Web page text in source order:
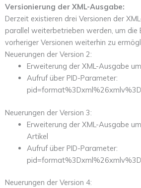
Versionierung der XML-Ausgabe:
Derzeit existieren drei Versionen der
parallel weiterbetrieben werden, um die
vorheriger Versionen weiterhin zu
Neuerungen der Version 2:
Erweiterung der XML-Ausgabe
Aufruf über PID-Parameter:
Neuerungen der Version 3:
Erweiterung der XML-Ausgabe
Artikel
Aufruf über PID-Parameter:
Neuerungen der Version 4: